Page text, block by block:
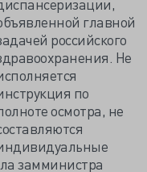
главной
российского
Не
по
осмотра, не
замминистра